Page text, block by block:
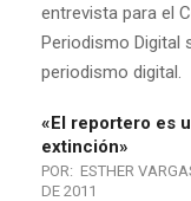
entrevista para el
Periodismo Digital
periodismo digital.
«El reportero es
extinción»
POR: ESTHER
DE 2011